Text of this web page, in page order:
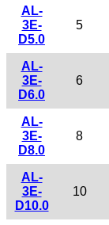
AL-
3E-
D5.0
5
AL-
3E-
D6.0
6
AL-
3E-
D8.0
8
AL-
3E-
D10.0
10